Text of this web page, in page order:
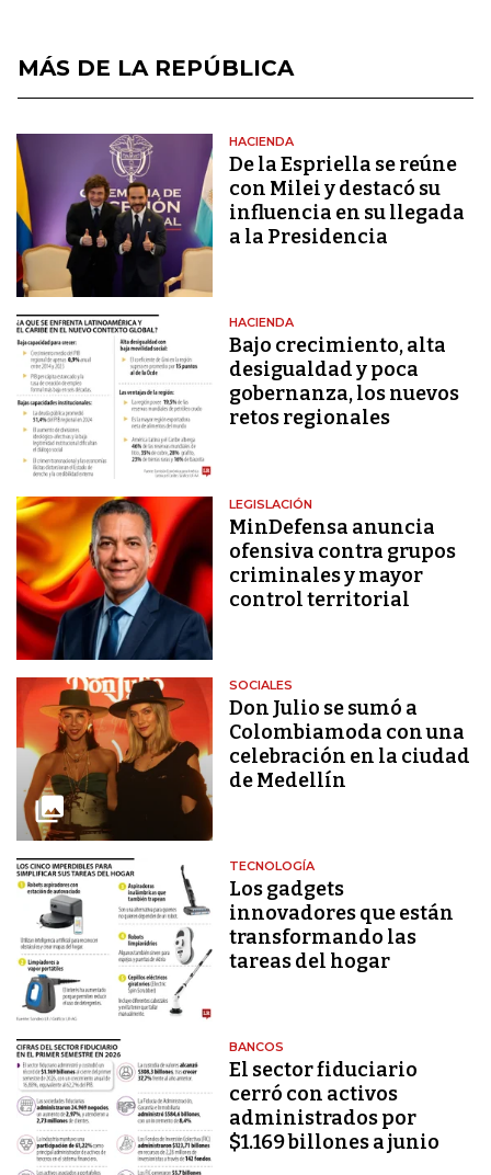
MÁS DE LA REPÚBLICA
HACIENDA
De la Espriella se reúne
con Milei y destacó su
influencia en su llegada
a la Presidencia
HACIENDA
Bajo crecimiento, alta
desigualdad y poca
gobernanza, los nuevos
retos regionales
LEGISLACIÓN
MinDefensa anuncia
ofensiva contra grupos
criminales y mayor
control territorial
SOCIALES
Don Julio se sumó a
Colombiamoda con una
celebración en la ciudad
de Medellín
TECNOLOGÍA
Los gadgets
innovadores que están
transformando las
tareas del hogar
BANCOS
El sector fiduciario
cerró con activos
administrados por
$1.169 billones a junio